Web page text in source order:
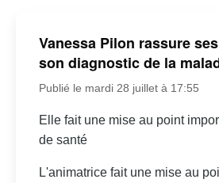
Vanessa Pilon rassure
son diagnostic de la
Publié le mardi 28 juillet à 17:55
Elle fait une mise au point
de santé
L'animatrice fait une mise au